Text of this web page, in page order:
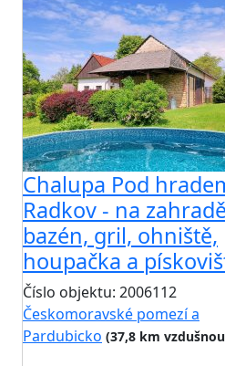
Chalupa Pod
Radkov - na zahradě
bazén, gril, ohniště,
houpačka a
Číslo objektu: 2006112
Českomoravské pomezí a
Pardubicko (37,8 km